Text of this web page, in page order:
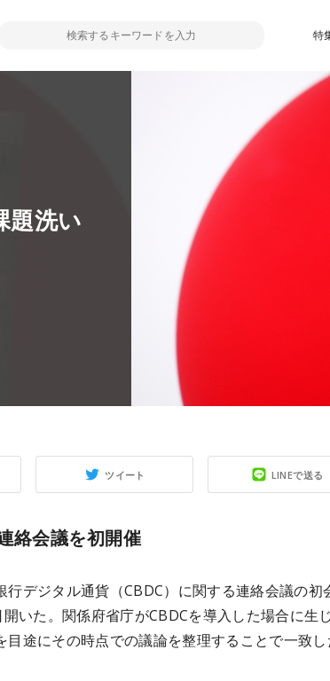
特
題洗い
ツイート LINEで送る
絡会議を初開催
行デジタル通貨（CBDC）に関する連絡会議の初
いた。関係府省庁がCBDCを導入した場合に生
目途にその時点での議論を整理することで一致